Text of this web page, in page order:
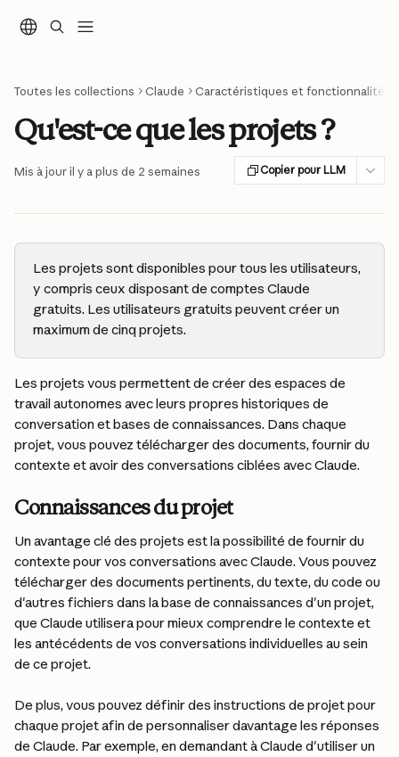
Toutes les collections Claude Caractéristiques et fonctionnalités
Qu'est-ce que les projets ?
Mis à jour il y a plus de 2 semaines Copier pour LLM
Les projets sont disponibles pour tous les utilisateurs,
y compris ceux disposant de comptes Claude
gratuits. Les utilisateurs gratuits peuvent créer un
maximum de cinq projets.
Les projets vous permettent de créer des espaces de
travail autonomes avec leurs propres historiques de
conversation et bases de connaissances. Dans chaque
projet, vous pouvez télécharger des documents, fournir du
contexte et avoir des conversations ciblées avec Claude.
Connaissances du projet
Un avantage clé des projets est la possibilité de fournir du
contexte pour vos conversations avec Claude. Vous pouvez
télécharger des documents pertinents, du texte, du code ou
d'autres fichiers dans la base de connaissances d'un projet,
que Claude utilisera pour mieux comprendre le contexte et
les antécédents de vos conversations individuelles au sein
de ce projet.
De plus, vous pouvez définir des instructions de projet pour
chaque projet afin de personnaliser davantage les réponses
de Claude. Par exemple, en demandant à Claude d'utiliser un